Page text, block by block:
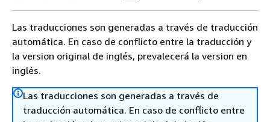
Las traducciones son generadas a través de traducción
automática. En caso de conflicto entre la traducción y
la version original de inglés, prevalecerá la version en
inglés.
Las traducciones son generadas a través de
traducción automática. En caso de conflicto entre